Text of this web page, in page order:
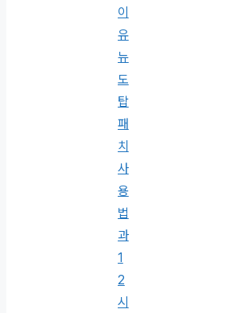
이
유
뉴
도
탑
패
치
사
용
법
과
1
2
시